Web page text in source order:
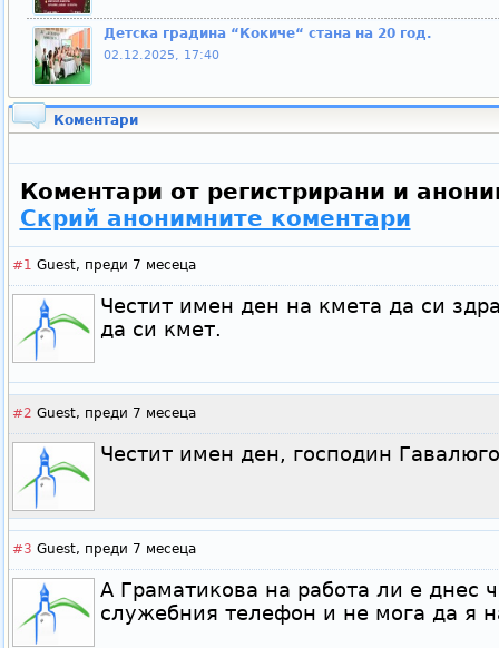
Детска градина “Кокиче“ стана на 20 год.
02.12.2025, 17:40
Коментари
Коментари от регистрирани и
Скрий анонимните коментари
#1 Guest, преди 7 месеца
Честит имен ден на кмета да си
да си кмет.
#2 Guest, преди 7 месеца
Честит имен ден, господин
#3 Guest, преди 7 месеца
А Граматикова на работа ли е днес
служебния телефон и не мога да я